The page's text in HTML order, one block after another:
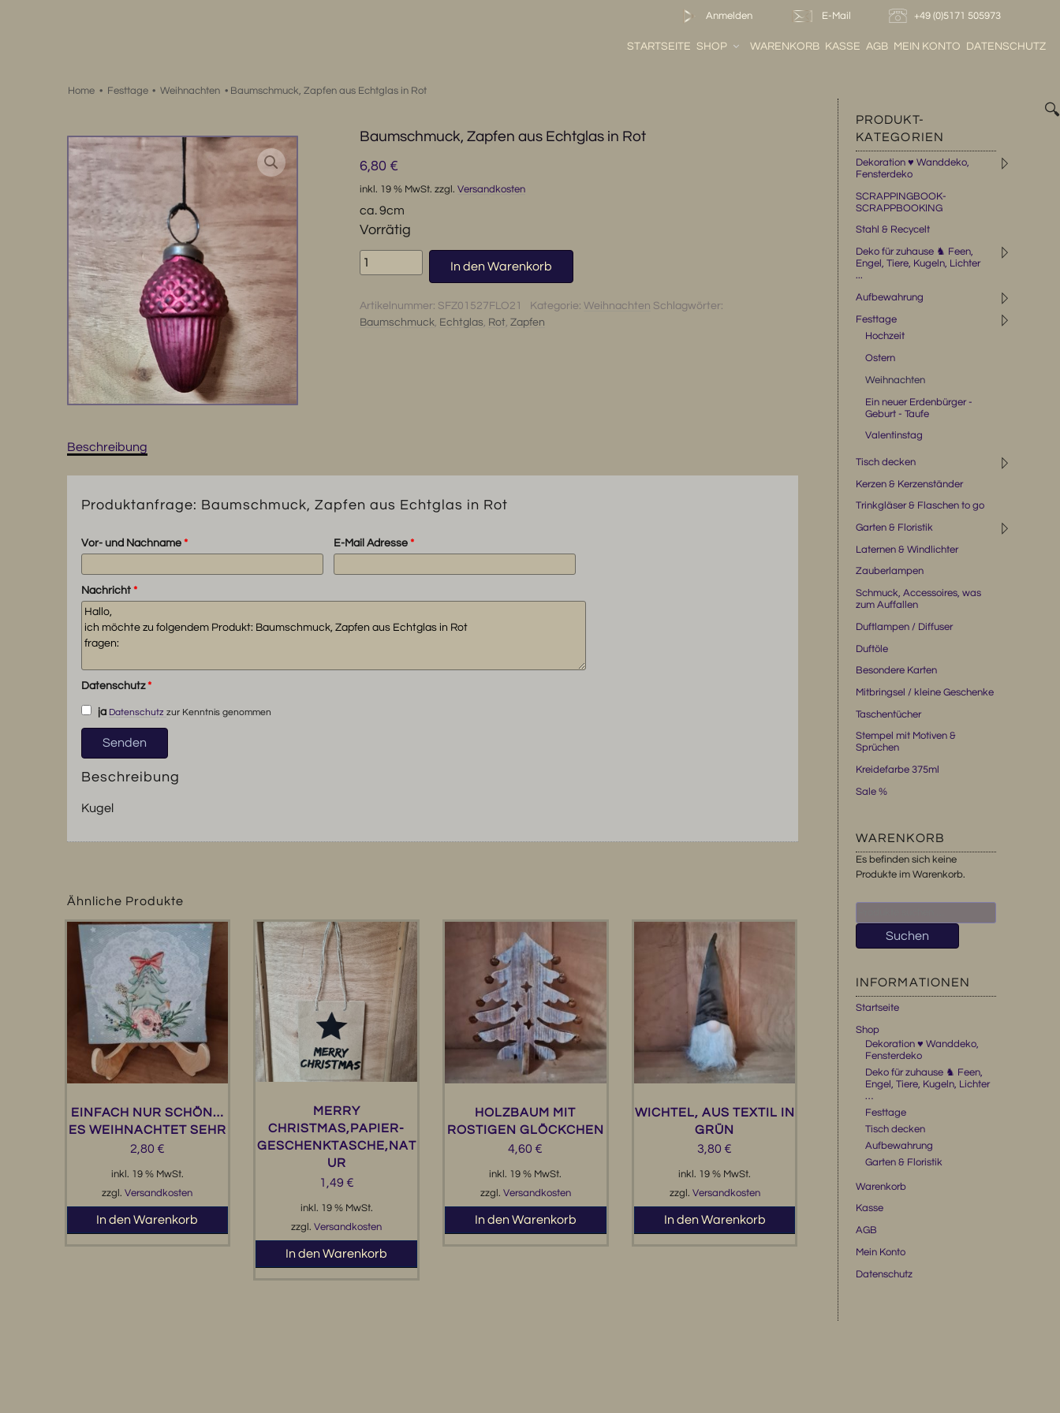
Anmelden E-Mail +49 (0)5171 505973
STARTSEITE SHOP WARENKORB KASSE AGB MEIN KONTO DATENSCHUTZ
Home • Festtage • Weihnachten • Baumschmuck, Zapfen aus Echtglas in Rot
🔍
Baumschmuck, Zapfen aus Echtglas in Rot
6,80 €
inkl. 19 % MwSt. zzgl. Versandkosten
ca. 9cm
Vorrätig
Baumschmuck,
Zapfen
Echtglas
in
In den Warenkorb
Artikelnummer: SFZ01527FLO21 Kategorie: Weihnachten Schlagwörter:
Baumschmuck, Echtglas, Rot, Zapfen
Beschreibung
Produktanfrage: Baumschmuck, Zapfen aus Echtglas in Rot
Vor- und Nachname* E-Mail Adresse*
Nachricht*
Datenschutz*
ja Datenschutzzur Kenntnis genommen
Beschreibung
Kugel
Ähnliche Produkte
EINFACH NUR SCHÖN…
ES WEIHNACHTET SEHR
2,80 €
inkl. 19 % MwSt.
zzgl.Versandkosten
In den Warenkorb
MERRY
CHRISTMAS,PAPIER-
GESCHENKTASCHE,NAT
UR
1,49 €
inkl. 19 % MwSt.
zzgl.Versandkosten
In den Warenkorb
HOLZBAUM MIT
ROSTIGEN GLÖCKCHEN
4,60 €
inkl. 19 % MwSt.
zzgl. Versandkosten
In den Warenkorb
WICHTEL, AUS TEXTIL IN
GRÜN
3,80 €
inkl. 19 % MwSt.
zzgl. Versandkosten
In den Warenkorb
PRODUKT-
KATEGORIEN
◹
Dekoration ♥ Wanddeko,
Fensterdeko
SCRAPPINGBOOK-
SCRAPPBOOKING
Stahl & Recycelt
◹
Deko für zuhause ♞ Feen,
Engel, Tiere, Kugeln, Lichter
...
◹
Aufbewahrung
◹
Festtage
Hochzeit
Ostern
Weihnachten
Ein neuer Erdenbürger -
Geburt - Taufe
Valentinstag
◹
Tisch decken
Kerzen & Kerzenständer
Trinkgläser & Flaschen to go
◹
Garten & Floristik
Laternen & Windlichter
Zauberlampen
Schmuck, Accessoires, was
zum Auffallen
Duftlampen / Diffuser
Duftöle
Besondere Karten
Mitbringsel / kleine Geschenke
Taschentücher
Stempel mit Motiven &
Sprüchen
Kreidefarbe 375ml
Sale %
WARENKORB
Es befinden sich keine
Produkte im Warenkorb.
nach:
Suchen
INFORMATIONEN
Startseite
Shop
Dekoration ♥ Wanddeko,
Fensterdeko
Deko für zuhause ♞ Feen,
Engel, Tiere, Kugeln, Lichter
…
Festtage
Tisch decken
Aufbewahrung
Garten & Floristik
Warenkorb
Kasse
AGB
Mein Konto
Datenschutz